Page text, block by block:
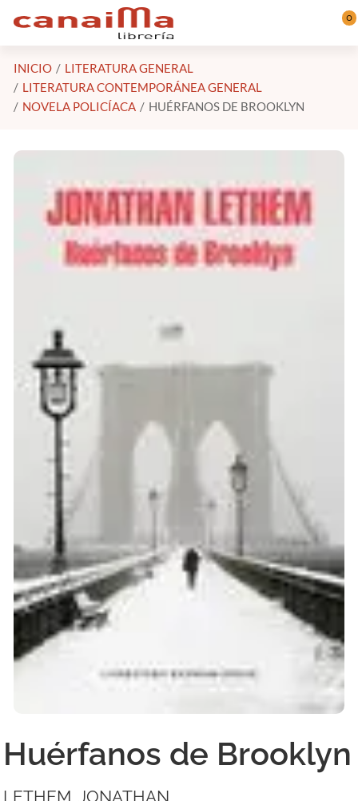
Saltar al contenido principal 0
INICIO
LITERATURA GENERAL
LITERATURA CONTEMPORÁNEA GENERAL
NOVELA POLICÍACA
HUÉRFANOS DE BROOKLYN
Huérfanos de Brooklyn
LETHEM, JONATHAN